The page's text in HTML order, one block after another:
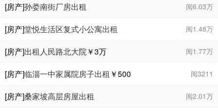
阅6.03万
[房产]孙娄南街厂房出租
阅1.48万
[房产]堂悦生活区复式小公寓出租
阅1.77万
[房产]出租人民路北大院￥3万
阅3211
[房产]临淄一中家属院房子出租 ￥500
阅2.01万
[房产]桑家坡高层房屋出租